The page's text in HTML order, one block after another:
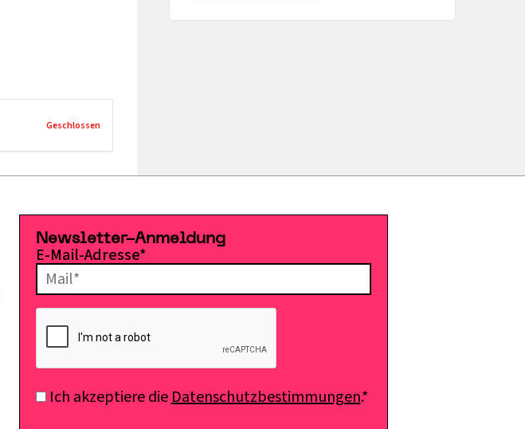
Geschlossen
Newsletter-Anmeldung
E-Mail-Adresse*
Ich akzeptiere dieDatenschutzbestimmungen.*